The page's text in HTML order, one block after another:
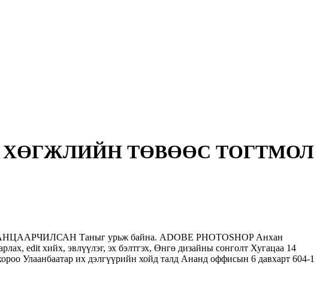
ТӨВӨӨС ТОГТМОЛ
Таныг урьж байна. ADOBE PHOTOSHOP Анхан
edit хийх, эвлүүлэг, эх бэлтгэх, Өнгө дизайны сонголт Хугацаа 14
Улаанбаатар их дэлгүүрийн хойд талд Ананд оффисын 6 давхарт 604-1